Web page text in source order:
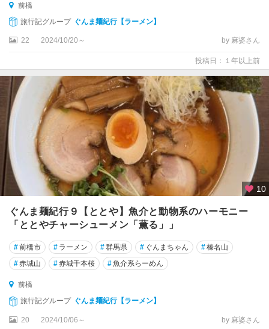
前橋
旅行記グループ ぐんま麺紀行【ラーメン】
22 2024/10/20～ by 麻婆さん
投稿日：１年以上前
10
ぐんま麺紀行９【ととや】魚介と動物系のハーモニー
「ととやチャーシューメン「薫る」」
#前橋市 # ラーメン #群馬県 # ぐんまちゃん #榛名山
#赤城山 #赤城千本桜 #魚介系らーめん
前橋
旅行記グループ ぐんま麺紀行【ラーメン】
20 2024/10/06～ by 麻婆さん